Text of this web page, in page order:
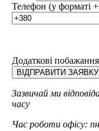
Телефон (у
Додаткові побажання
Зазвичай ми
часу
Час роботи офісу: